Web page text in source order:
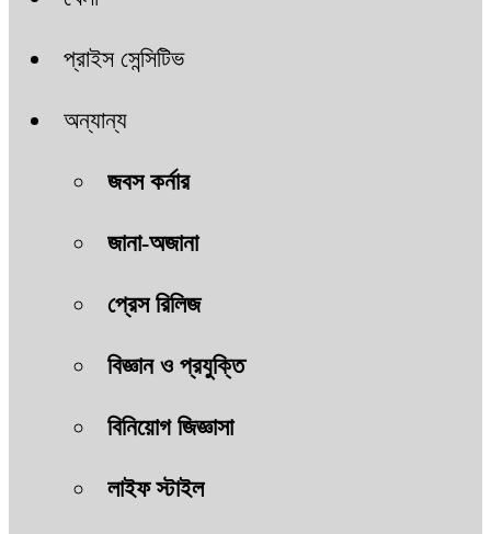
প্রাইস সেন্সিটিভ
অন্যান্য
জবস কর্নার
জানা-অজানা
প্রেস রিলিজ
বিজ্ঞান ও প্রযুক্তি
বিনিয়োগ জিজ্ঞাসা
লাইফ স্টাইল